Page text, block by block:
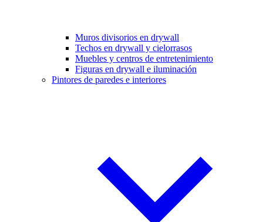
Muros divisorios en drywall
Techos en drywall y cielorrasos
Muebles y centros de entretenimiento
Figuras en drywall e iluminación
Pintores de paredes e interiores